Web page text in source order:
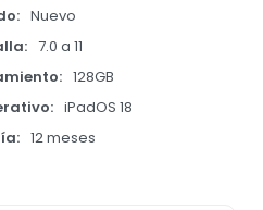
Nuevo
7.0 a 11
128GB
iPadOS 18
12 meses